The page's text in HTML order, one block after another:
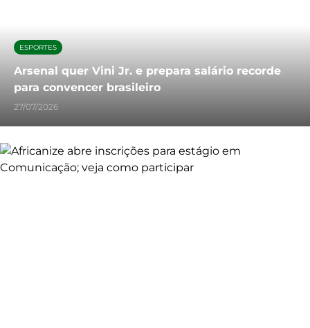
ESPORTES
Arsenal quer Vini Jr. e prepara salário recorde
para convencer brasileiro
27/07/2026